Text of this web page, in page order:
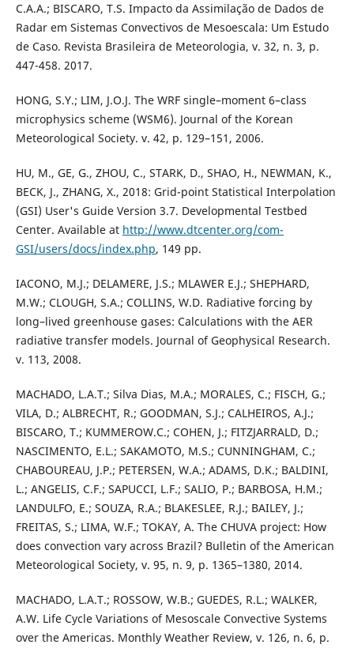
C.A.A.; BISCARO, T.S. Impacto da Assimilação de Dados de
Radar em Sistemas Convectivos de Mesoescala: Um Estudo
de Caso. Revista Brasileira de Meteorologia, v. 32, n. 3, p.
447-458. 2017.
HONG, S.Y.; LIM, J.O.J. The WRF single–moment 6–class
microphysics scheme (WSM6). Journal of the Korean
Meteorological Society. v. 42, p. 129–151, 2006.
HU, M., GE, G., ZHOU, C., STARK, D., SHAO, H., NEWMAN, K.,
BECK, J., ZHANG, X., 2018: Grid-point Statistical Interpolation
(GSI) User's Guide Version 3.7. Developmental Testbed
Center. Available at http://www.dtcenter.org/com-
GSI/users/docs/index.php, 149 pp.
IACONO, M.J.; DELAMERE, J.S.; MLAWER E.J.; SHEPHARD,
M.W.; CLOUGH, S.A.; COLLINS, W.D. Radiative forcing by
long–lived greenhouse gases: Calculations with the AER
radiative transfer models. Journal of Geophysical Research.
v. 113, 2008.
MACHADO, L.A.T.; Silva Dias, M.A.; MORALES, C.; FISCH, G.;
VILA, D.; ALBRECHT, R.; GOODMAN, S.J.; CALHEIROS, A.J.;
BISCARO, T.; KUMMEROW.C.; COHEN, J.; FITZJARRALD, D.;
NASCIMENTO, E.L.; SAKAMOTO, M.S.; CUNNINGHAM, C.;
CHABOUREAU, J.P.; PETERSEN, W.A.; ADAMS, D.K.; BALDINI,
L.; ANGELIS, C.F.; SAPUCCI, L.F.; SALIO, P.; BARBOSA, H.M.;
LANDULFO, E.; SOUZA, R.A.; BLAKESLEE, R.J.; BAILEY, J.;
FREITAS, S.; LIMA, W.F.; TOKAY, A. The CHUVA project: How
does convection vary across Brazil? Bulletin of the American
Meteorological Society, v. 95, n. 9, p. 1365–1380, 2014.
MACHADO, L.A.T.; ROSSOW, W.B.; GUEDES, R.L.; WALKER,
A.W. Life Cycle Variations of Mesoscale Convective Systems
over the Americas. Monthly Weather Review, v. 126, n. 6, p.